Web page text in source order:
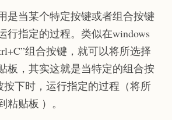
是当某个特定按键或者组合按键
行指定的过程。类似在windows
组合按键，就可以将所选择
板，其实这就是当特定的组合按
按下时，运行指定的过程（将所
贴板 ）。